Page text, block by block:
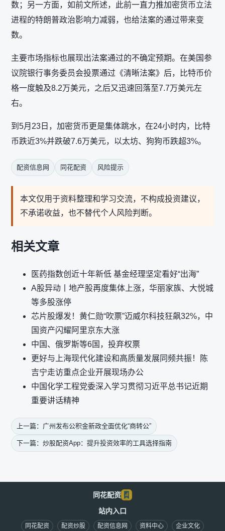
数；另一方面，如前文所述，此前一直力推加密货币立法
进程的特朗普政治影响力减弱，也给法案的通过带来变
数。
主要市场指标也展现出法案通过的不确定预期。在美国参
议院银行事务委员会投票通过《清晰法案》后，比特币价
格一度触及8.2万美元，之后又迅速回落至7.7万美元左
右。
到5月23日，加密货币更是集体跳水，在24小时内，比特
币跌近3%并跌破7.6万美元，以太坊、狗狗币跌超3%。
配资信息网 同花配资 风险提示
本文仅用于资料整理和学习交流，不构成投资建议，
不承诺收益，也不替代个人风险判断。
相关文章
医药指数创近十年新低 基金经理坚定看好“出海”
A股异动丨地产股再度集体上涨，华丽家族、大悦城
等多股涨停
芯片股爆发！黄仁勋“吹票”迈威尔科技狂飙32%，中
国资产闪耀阿里京东大涨
中国、俄罗斯等6国，投弃权票
更好与上海现代化建设和高质量发展同频共振！陈
吉宁走访重点企业开展现场办公
中国化学工程党委深入学习贯彻习近平总书记近期
重要讲话精神
上一篇：广州发布公积金新政全面优化“商转公”
下一篇：炒股配资App：提升投资效率的工具选择指南
同花配资
站内入口
同花配资 配资炒股 配资信息网 资料中心 企业文化